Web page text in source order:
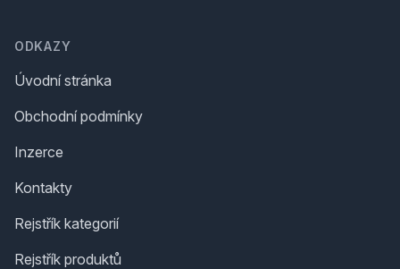
ODKAZY
Úvodní stránka
Obchodní podmínky
Inzerce
Kontakty
Rejstřík kategorií
Rejstřík produktů